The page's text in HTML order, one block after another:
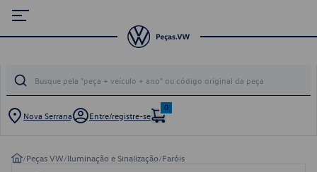
Nova Serrana Entre/registre-se
0
/Peças VW/Iluminação e Sinalização/Faróis